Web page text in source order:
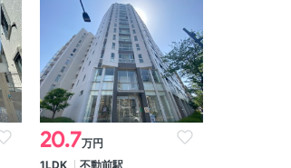
20.7万円
1LDK
不動前駅